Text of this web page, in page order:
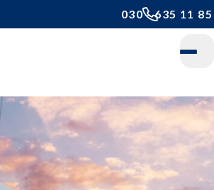
030 - 635 11 85
Daarom ASS
Onze stoelen
24-uurs stoel